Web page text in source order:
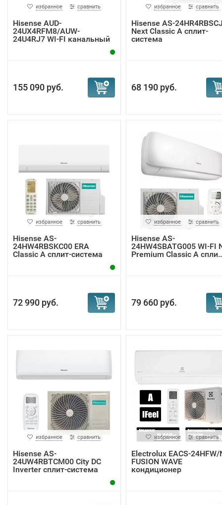
избранное сравнить
Hisense AUD-
24UX4RFM8/AUW-
24U4RJ7 WI-FI канальный
155 090 руб.
избранное сравнить
Hisense AS-
Next Classic A сплит-
система
68 190 руб.
избранное сравнить
Hisense AS-
24HW4RBSKC00 ERA
Classic A сплит-система
72 990 руб.
избранное сравнить
Hisense AS-
24HW4SBATG005 WI-FI
Premium Classic A
79 660 руб.
избранное сравнить
Hisense AS-
24UW4RBTCM00 City DC
Inverter сплит-система
избранное сравнить
Electrolux EACS-24HFW/
FUSION WAVE
кондиционер